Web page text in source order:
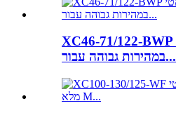
XC46-71/122-BWP שואב אבק אוטומטי
במהירות גבוהה עבור...